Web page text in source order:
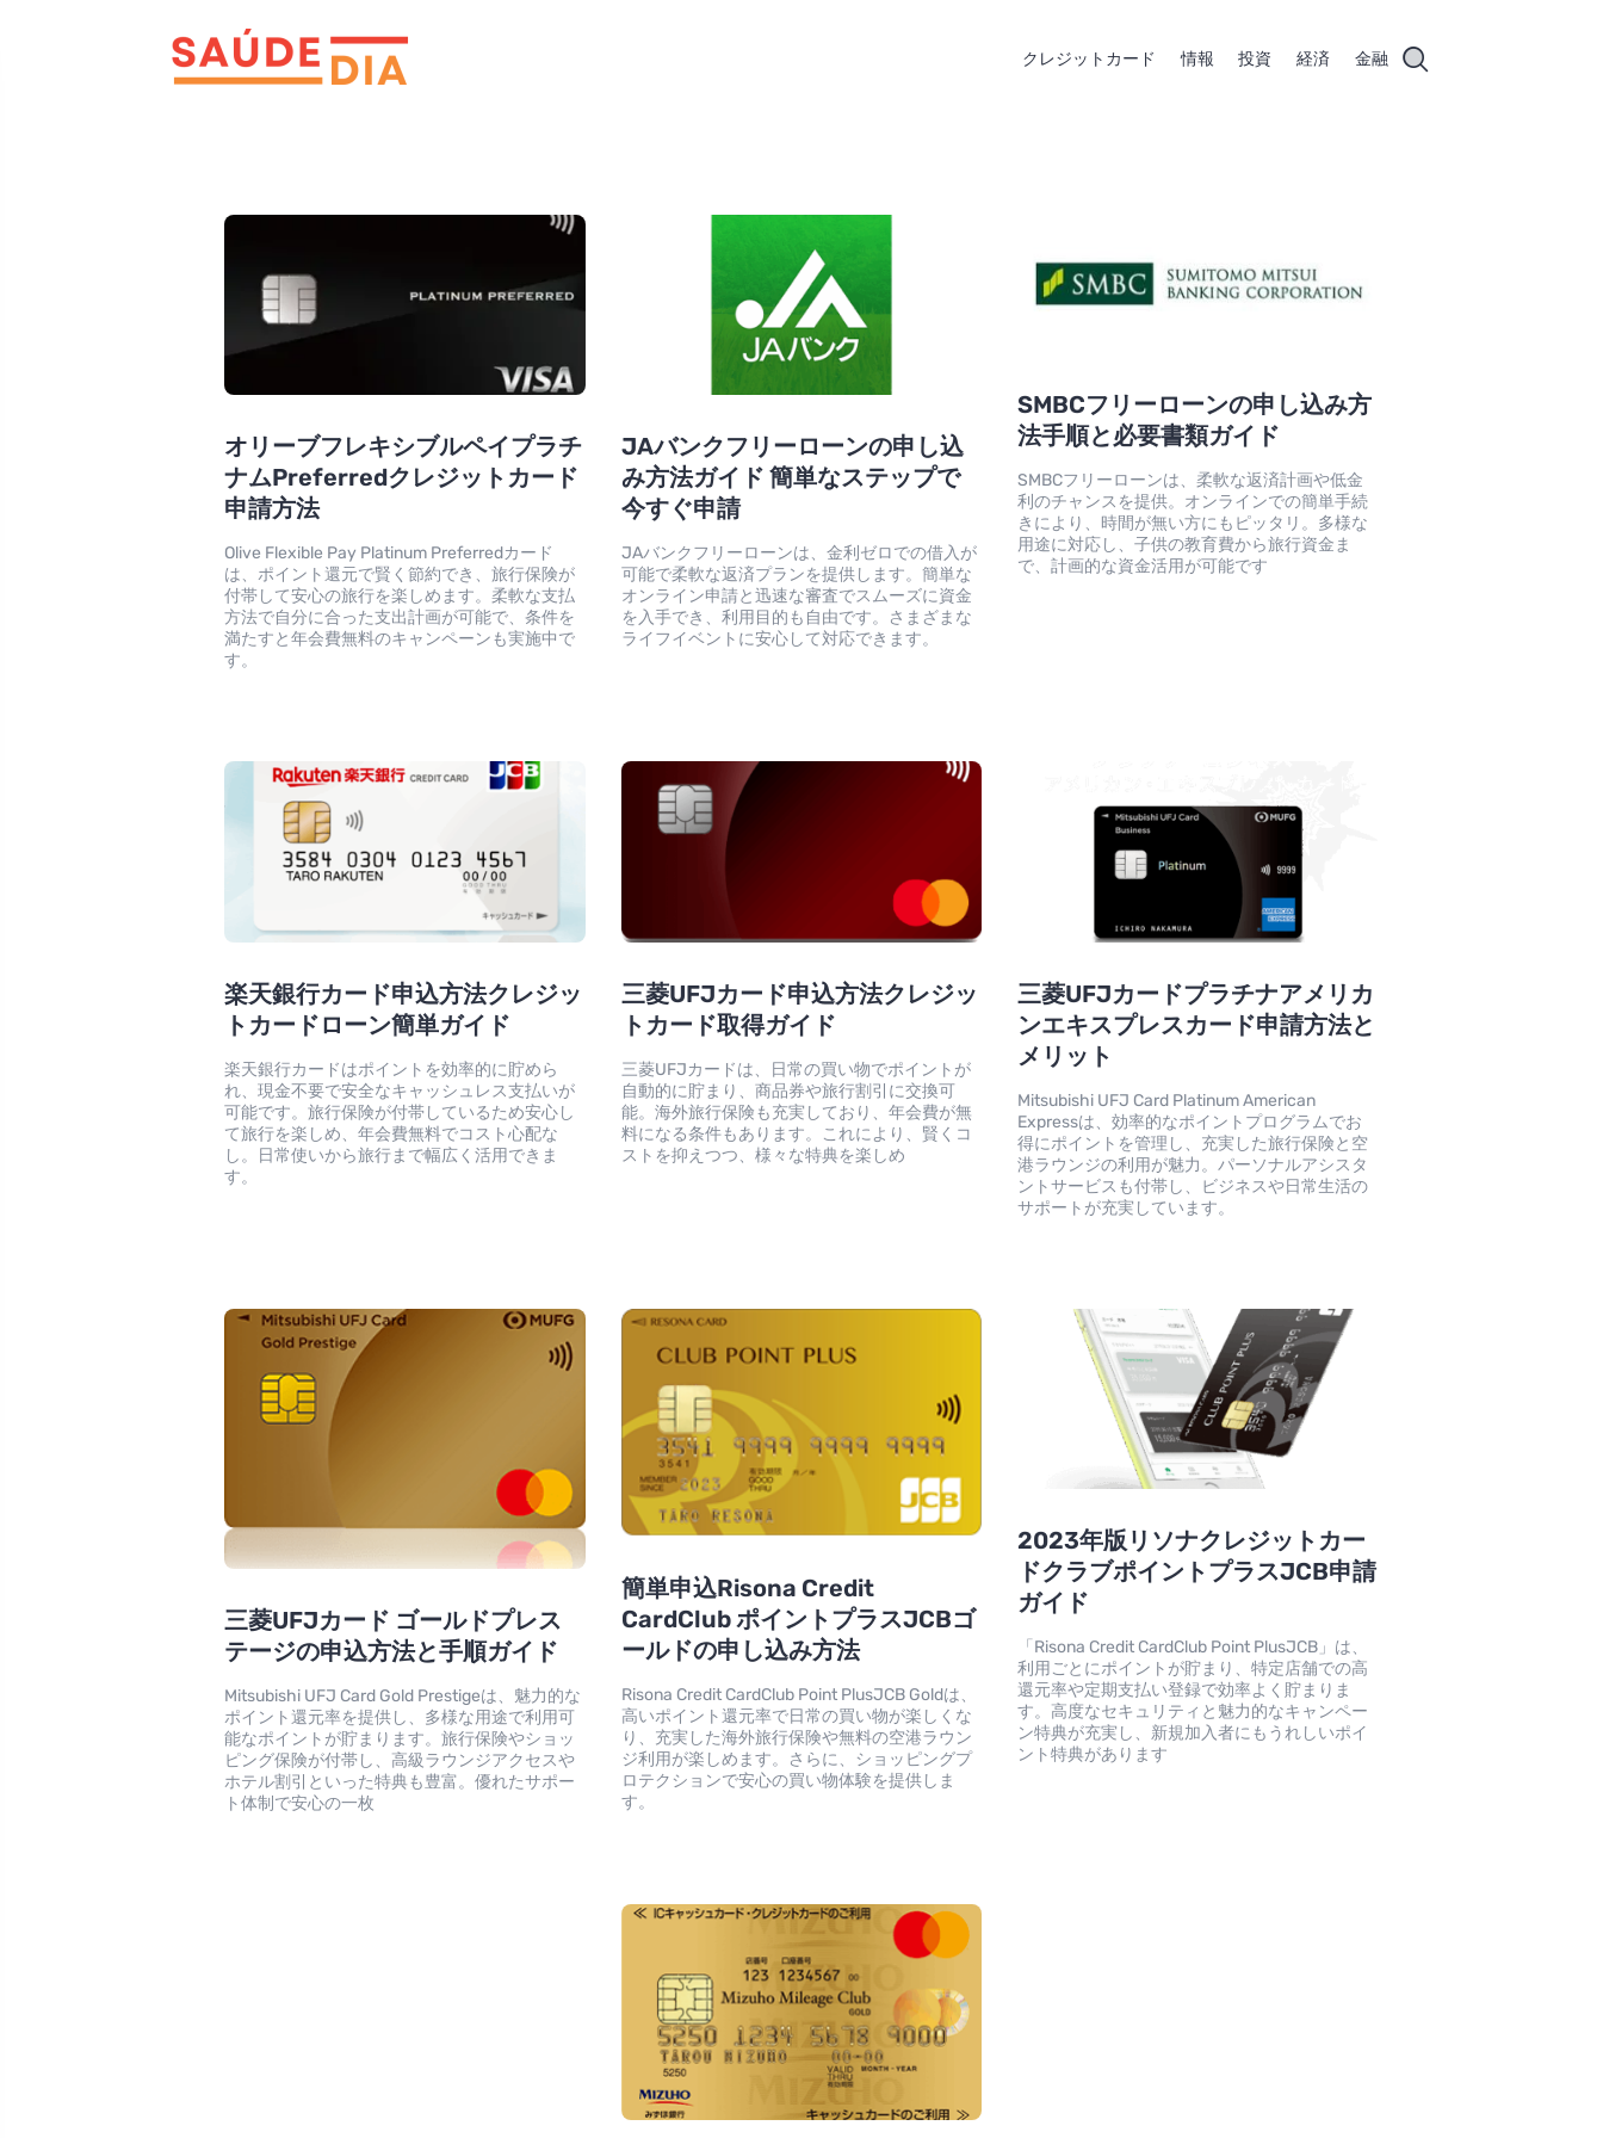
クレジットカード 情報 投資 経済 金融
オリーブフレキシブルペイプラチ
ナムPreferredクレジットカード
申請方法
Olive Flexible Pay Platinum Preferredカード
は、ポイント還元で賢く節約でき、旅行保険が
付帯して安心の旅行を楽しめます。柔軟な支払
方法で自分に合った支出計画が可能で、条件を
満たすと年会費無料のキャンペーンも実施中で
す。
JAバンクフリーローンの申し込
み方法ガイド 簡単なステップで
今すぐ申請
JAバンクフリーローンは、金利ゼロでの借入が
可能で柔軟な返済プランを提供します。簡単な
オンライン申請と迅速な審査でスムーズに資金
を入手でき、利用目的も自由です。さまざまな
ライフイベントに安心して対応できます。
SMBCフリーローンの申し込み方
法手順と必要書類ガイド
SMBCフリーローンは、柔軟な返済計画や低金
利のチャンスを提供。オンラインでの簡単手続
きにより、時間が無い方にもピッタリ。多様な
用途に対応し、子供の教育費から旅行資金ま
で、計画的な資金活用が可能です
楽天銀行カード申込方法クレジッ
トカードローン簡単ガイド
楽天銀行カードはポイントを効率的に貯めら
れ、現金不要で安全なキャッシュレス支払いが
可能です。旅行保険が付帯しているため安心し
て旅行を楽しめ、年会費無料でコスト心配な
し。日常使いから旅行まで幅広く活用できま
す。
三菱UFJカード申込方法クレジッ
トカード取得ガイド
三菱UFJカードは、日常の買い物でポイントが
自動的に貯まり、商品券や旅行割引に交換可
能。海外旅行保険も充実しており、年会費が無
料になる条件もあります。これにより、賢くコ
ストを抑えつつ、様々な特典を楽しめ
三菱UFJカードプラチナアメリカ
ンエキスプレスカード申請方法と
メリット
Mitsubishi UFJ Card Platinum American
Expressは、効率的なポイントプログラムでお
得にポイントを管理し、充実した旅行保険と空
港ラウンジの利用が魅力。パーソナルアシスタ
ントサービスも付帯し、ビジネスや日常生活の
サポートが充実しています。
三菱UFJカード ゴールドプレス
テージの申込方法と手順ガイド
Mitsubishi UFJ Card Gold Prestigeは、魅力的な
ポイント還元率を提供し、多様な用途で利用可
能なポイントが貯まります。旅行保険やショッ
ピング保険が付帯し、高級ラウンジアクセスや
ホテル割引といった特典も豊富。優れたサポー
ト体制で安心の一枚
簡単申込Risona Credit
CardClub ポイントプラスJCBゴ
ールドの申し込み方法
Risona Credit CardClub Point PlusJCB Goldは、
高いポイント還元率で日常の買い物が楽しくな
り、充実した海外旅行保険や無料の空港ラウン
ジ利用が楽しめます。さらに、ショッピングプ
ロテクションで安心の買い物体験を提供しま
す。
2023年版リソナクレジットカー
ドクラブポイントプラスJCB申請
ガイド
「Risona Credit CardClub Point PlusJCB」は、
利用ごとにポイントが貯まり、特定店舗での高
還元率や定期支払い登録で効率よく貯まりま
す。高度なセキュリティと魅力的なキャンペー
ン特典が充実し、新規加入者にもうれしいポイ
ント特典があります